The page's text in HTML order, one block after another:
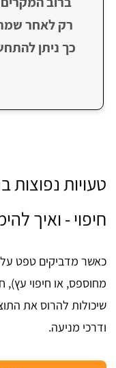
רק לאחר
כך ניתן
טעויות
חיפוי - ואיך
כאשר מדביקים טפט על
מחוספס, או חיפוי עץ),
שיכולות להרוס את
ודרכי מניעה.